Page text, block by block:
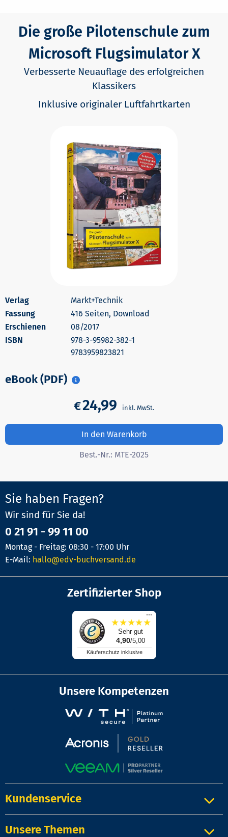
Die große Pilotenschule zum
Microsoft Flugsimulator X
Verbesserte Neuauflage des erfolgreichen
Klassikers
Inklusive originaler Luftfahrtkarten
Markt+Technik
416 Seiten, Download
Erschienen
08/2017
978-3-95982-382-1
9783959823821
eBook (PDF)
€24,99
In den Warenkorb
Best.-Nr.: MTE-2025
Sie haben Fragen?
Wir sind für Sie da!
0 21 91 - 99 11 00
Montag - Freitag: 08:30 - 17:00 Uhr
E-Mail: hallo@edv-buchversand.de
Zertifizierter Shop
...
★★★★★
Sehr gut
4,90/5,00
Käuferschutz inklusive
Unsere Kompetenzen
Kundenservice
Unsere Themen